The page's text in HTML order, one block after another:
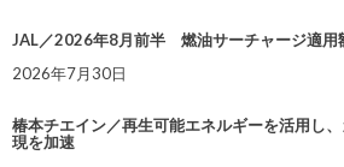
JAL／2026年8月前半 燃油サーチャージ適用
2026年7月30日
椿本チエイン／再生可能エネルギーを活用し
現を加速